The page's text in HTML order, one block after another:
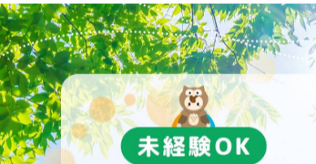
て、ご本人の生活基盤を安定させるための
ア】について学び…
（OWLさるびあ 日勤 夜勤 主婦
り方